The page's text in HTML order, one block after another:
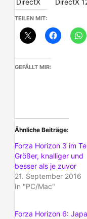
DirectX
DirectX
TEILEN MIT:
GEFÄLLT MIR:
Ähnliche Beiträge
Forza Horizon 3 im
Größer, knalliger und
besser als je zuvor
21. September 2016
In "PC/Mac"
Forza Horizon 6: